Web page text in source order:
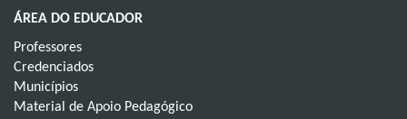
ÁREA DO EDUCADOR
Professores
Credenciados
Municípios
Material de Apoio Pedagógico